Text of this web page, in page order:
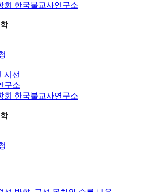
회 한국불교사연구소
시선
구소
회 한국불교사연구소